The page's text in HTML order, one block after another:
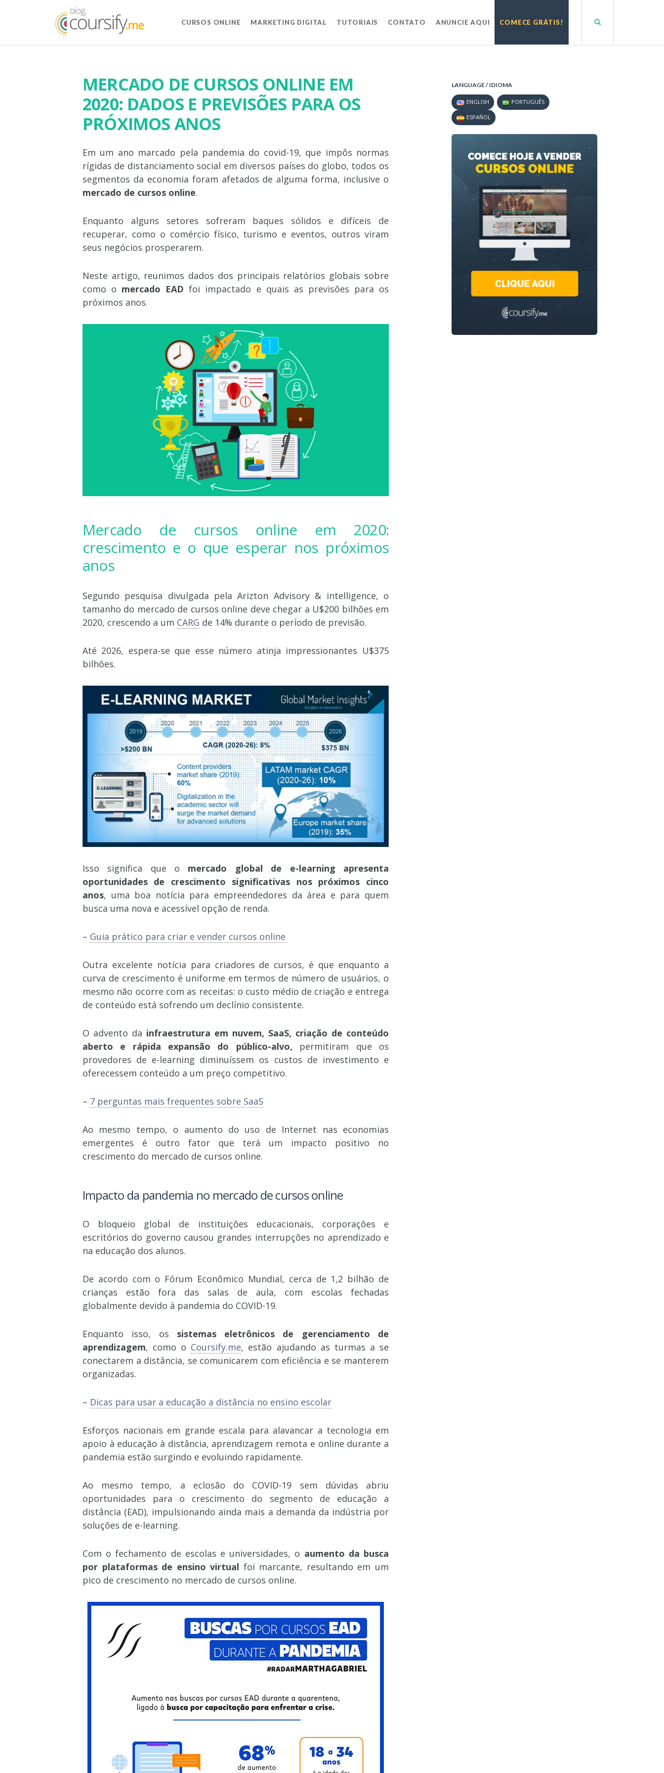
CURSOS ONLINE MARKETING DIGITAL TUTORIAIS CONTATO ANUNCIE AQUI COMECE GRÁTIS!
MERCADO DE CURSOS ONLINE EM
2020: DADOS E PREVISÕES PARA OS
PRÓXIMOS ANOS
Em um ano marcado pela pandemia do covid-19, que impôs normas
rígidas de distanciamento social em diversos países do globo, todos os
segmentos da economia foram afetados de alguma forma, inclusive o
mercado de cursos online.
Enquanto alguns setores sofreram baques sólidos e difíceis de
recuperar, como o comércio físico, turismo e eventos, outros viram
seus negócios prosperarem.
Neste artigo, reunimos dados dos principais relatórios globais sobre
como o mercado EAD foi impactado e quais as previsões para os
próximos anos.
Mercado de cursos online em 2020:
crescimento e o que esperar nos próximos
anos
Segundo pesquisa divulgada pela Arizton Advisory & intelligence, o
tamanho do mercado de cursos online deve chegar a U$200 bilhões em
2020, crescendo a um CARG de 14% durante o período de previsão.
Até 2026, espera-se que esse número atinja impressionantes U$375
bilhões.
Isso significa que o mercado global de e-learning apresenta
oportunidades de crescimento significativas nos próximos cinco
anos, uma boa notícia para empreendedores da área e para quem
busca uma nova e acessível opção de renda.
– Guia prático para criar e vender cursos online
Outra excelente notícia para criadores de cursos, é que enquanto a
curva de crescimento é uniforme em termos de número de usuários, o
mesmo não ocorre com as receitas: o custo médio de criação e entrega
de conteúdo está sofrendo um declínio consistente.
O advento da infraestrutura em nuvem, SaaS, criação de conteúdo
aberto e rápida expansão do público-alvo, permitiram que os
provedores de e-learning diminuíssem os custos de investimento e
oferecessem conteúdo a um preço competitivo.
– 7 perguntas mais frequentes sobre SaaS
Ao mesmo tempo, o aumento do uso de Internet nas economias
emergentes é outro fator que terá um impacto positivo no
crescimento do mercado de cursos online.
Impacto da pandemia no mercado de cursos online
O bloqueio global de instituições educacionais, corporações e
escritórios do governo causou grandes interrupções no aprendizado e
na educação dos alunos.
De acordo com o Fórum Econômico Mundial, cerca de 1,2 bilhão de
crianças estão fora das salas de aula, com escolas fechadas
globalmente devido à pandemia do COVID-19.
Enquanto isso, os sistemas eletrônicos de gerenciamento de
aprendizagem, como o Coursify.me, estão ajudando as turmas a se
conectarem a distância, se comunicarem com eficiência e se manterem
organizadas.
– Dicas para usar a educação a distância no ensino escolar
Esforços nacionais em grande escala para alavancar a tecnologia em
apoio à educação à distância, aprendizagem remota e online durante a
pandemia estão surgindo e evoluindo rapidamente.
Ao mesmo tempo, a eclosão do COVID-19 sem dúvidas abriu
oportunidades para o crescimento do segmento de educação a
distância (EAD), impulsionando ainda mais a demanda da indústria por
soluções de e-learning.
Com o fechamento de escolas e universidades, o aumento da busca
por plataformas de ensino virtual foi marcante, resultando em um
pico de crescimento no mercado de cursos online.
LANGUAGE / IDIOMA
ENGLISH PORTUGUÊS
ESPAÑOL